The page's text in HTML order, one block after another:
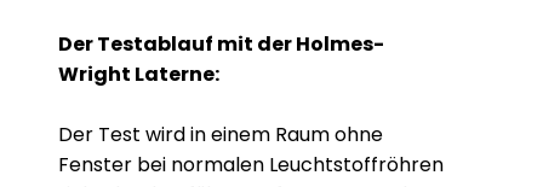
Der Testablauf mit der Holmes-
Wright Laterne:
Der Test wird in einem Raum ohne
Fenster bei normalen Leuchtstoffröhren